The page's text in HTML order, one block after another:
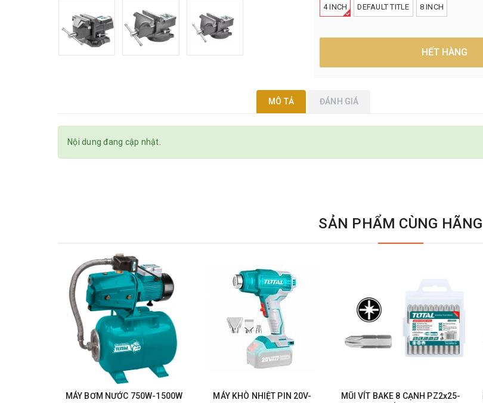
4 INCH DEFAULT TITLE 8 INCH
HẾT HÀNG
MÔ TẢ ĐÁNH GIÁ
Nội dung đang cập nhật.
SẢN PHẨM CÙNG HÃNG
MÁY BƠM NƯỚC 750W-1500W
MÁY KHÒ NHIỆT PIN 20V-
MŨI VÍT BAKE 8 CẠNH PZ2x25-